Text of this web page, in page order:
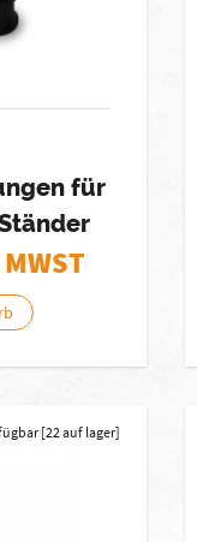
für
[22 auf lager]